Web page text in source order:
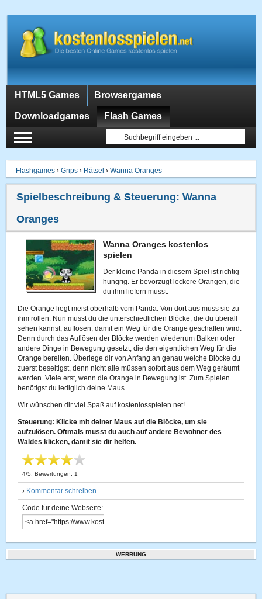
HTML5 Games Browsergames
Downloadgames Flash Games
Flashgames ›Grips › Rätsel ›Wanna Oranges
Spielbeschreibung & Steuerung:Wanna
Oranges
Wanna Oranges kostenlos
spielen
Der kleine Panda in diesem Spiel ist richtig
hungrig. Er bevorzugt leckere Orangen, die
du ihm liefern musst.
Die Orange liegt meist oberhalb vom Panda. Von dort aus muss sie zu
ihm rollen. Nun musst du die unterschiedlichen Blöcke, die du überall
sehen kannst, auflösen, damit ein Weg für die Orange geschaffen wird.
Denn durch das Auflösen der Blöcke werden wiederrum Balken oder
andere Dinge in Bewegung gesetzt, die den eigentlichen Weg für die
Orange bereiten. Überlege dir von Anfang an genau welche Blöcke du
zuerst beseitigst, denn nicht alle müssen sofort aus dem Weg geräumt
werden. Viele erst, wenn die Orange in Bewegung ist. Zum Spielen
benötigst du lediglich deine Maus.
Wir wünschen dir viel Spaß auf kostenlosspielen.net!
Steuerung: Klicke mit deiner Maus auf die Blöcke, um sie
aufzulösen. Oftmals musst du auch auf andere Bewohner des
Waldes klicken, damit sie dir helfen.
4/5 , Bewertungen: 1
› Kommentar schreiben
Code für deine Webseite:
WERBUNG